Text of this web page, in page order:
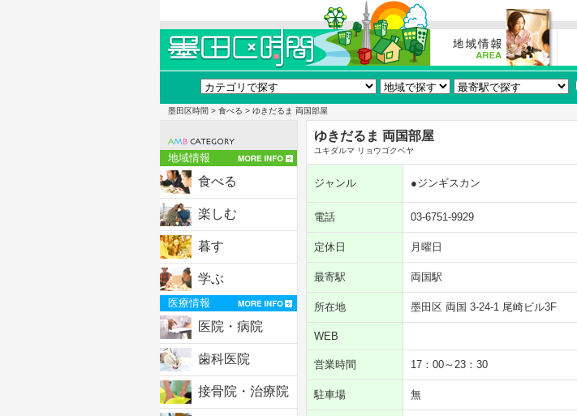
墨田区時間 > 食べる > ゆきだるま 両国部屋
地域情報
食べる
楽しむ
暮す
学ぶ
医療情報
医院・病院
歯科医院
接骨院・治療院
ゆきだるま 両国部屋
ユキダルマ リョウゴクベヤ
ジャンル ●ジンギスカン
電話 03-6751-9929
定休日 月曜日
最寄駅 両国駅
所在地 墨田区 両国 3-24-1 尾崎ビル3F
WEB
営業時間 17：00～23：30
駐車場 無